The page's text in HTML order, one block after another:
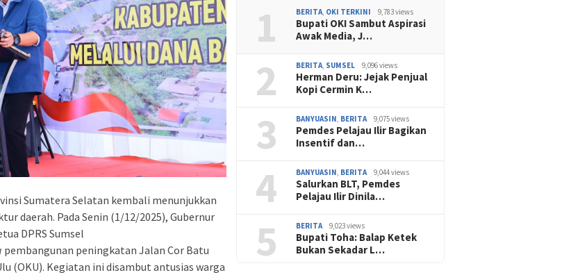
Sumatera Selatan kembali menunjukkan
daerah. Pada Senin (1/12/2025), Gubernur
DPRS Sumsel
pembangunan peningkatan Jalan Cor Batu
(OKU). Kegiatan ini disambut antusias warga
1 BERITA, OKI TERKINI 9,783 views
Bupati OKI Sambut Aspirasi
Awak Media, J…
2 BERITA, SUMSEL 9,096 views
Herman Deru: Jejak Penjual
Kopi Cermin K…
3 BANYUASIN, BERITA 9,075 views
Pemdes Pelajau Ilir Bagikan
Insentif dan…
4 BANYUASIN, BERITA 9,044 views
Salurkan BLT, Pemdes
Pelajau Ilir Dinila…
5 BERITA 9,023 views
Bupati Toha: Balap Ketek
Bukan Sekadar L…